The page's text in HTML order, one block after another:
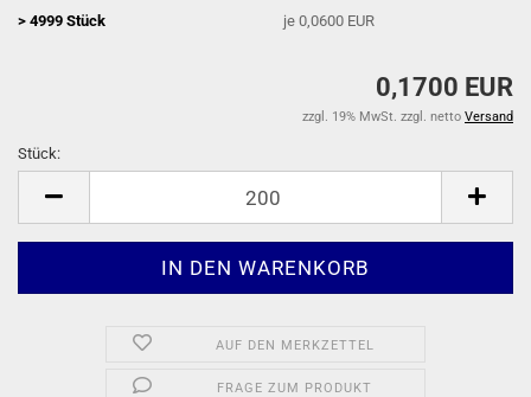
> 4999 Stück
je 0,0600 EUR
0,1700 EUR
zzgl. 19% MwSt. zzgl. netto Versand
Stück:
AUF DEN MERKZETTEL
FRAGE ZUM PRODUKT